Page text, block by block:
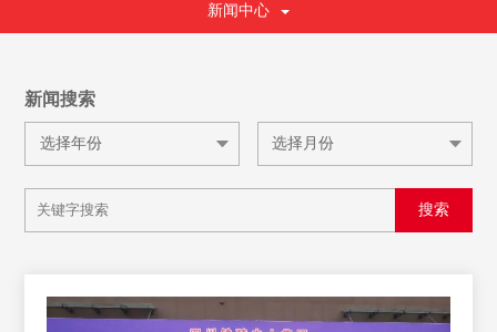
新闻中心
新闻搜索
搜索